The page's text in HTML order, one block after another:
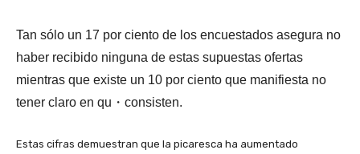
Tan sólo un 17 por ciento de los encuestados asegura no
haber recibido ninguna de estas supuestas ofertas
mientras que existe un 10 por ciento que manifiesta no
tener claro en qu・consisten.
Estas cifras demuestran que la picaresca ha aumentado